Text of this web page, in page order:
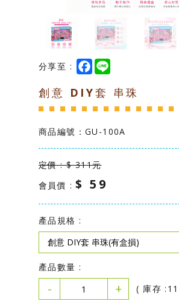
商品分類區
台灣製造專區
學校幼教專區
分享至 :
F
a
e
o
k
e
創意 DIY套 串珠
商品編號： GU-100A
定價 : $ 311元
會員價 :$ 59
產品規格 :
產品數量 :
- + ( 庫存